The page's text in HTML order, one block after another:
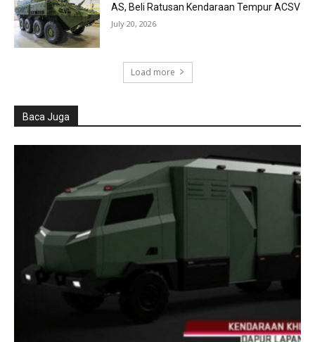
AS, Beli Ratusan Kendaraan Tempur ACSV
July 20, 2026
Load more
Baca Juga